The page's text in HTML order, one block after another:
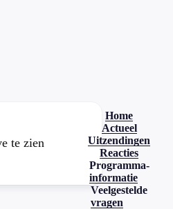
te zien
Home
Actueel
Uitzendingen
Reacties
Programma-
informatie
Veelgestelde
vragen